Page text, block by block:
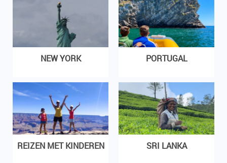
NEW YORK PORTUGAL
REIZEN MET KINDEREN SRI LANKA